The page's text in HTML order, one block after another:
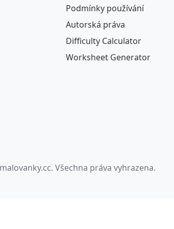
Podmínky používání
Autorská práva
Difficulty Calculator
Worksheet Generator
Všechna práva vyhrazena.